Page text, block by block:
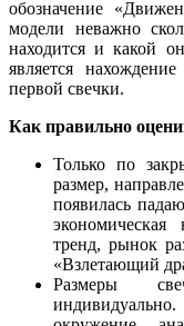
обозначение
модели неважно
находится и какой
является
первой свечки.
Как правильно
Только по
размер,
появилась
тренд, рынок
«Взлетающий
Размеры